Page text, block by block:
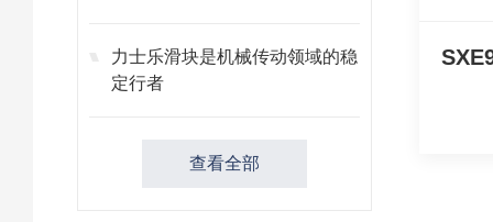
力士乐滑块是机械传动领域的稳
定行者
查看全部